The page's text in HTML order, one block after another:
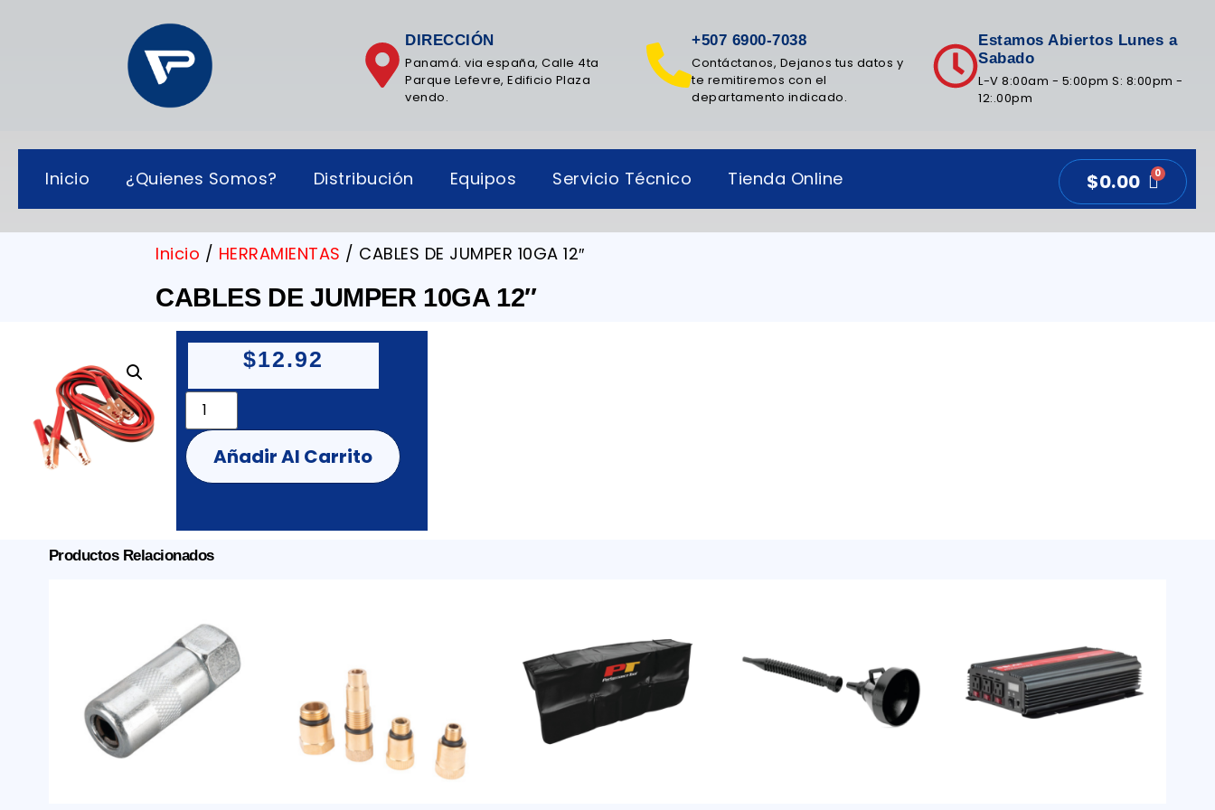
DIRECCIÓN
Panamá. via españa, Calle 4ta
Parque Lefevre, Edificio Plaza
vendo.
+507 6900-7038
Contáctanos, Dejanos tus datos y
te remitiremos con el
departamento indicado.
Estamos Abiertos Lunes a
Sabado
L-V 8:00am - 5:00pm S: 8:00pm -
12:.00pm
Inicio ¿Quienes Somos? Distribución Equipos Servicio Técnico Tienda Online $0.00
Inicio / HERRAMIENTAS / CABLES DE JUMPER 10GA 12″
CABLES DE JUMPER 10GA 12″
$12.92
Añadir Al Carrito
Productos Relacionados